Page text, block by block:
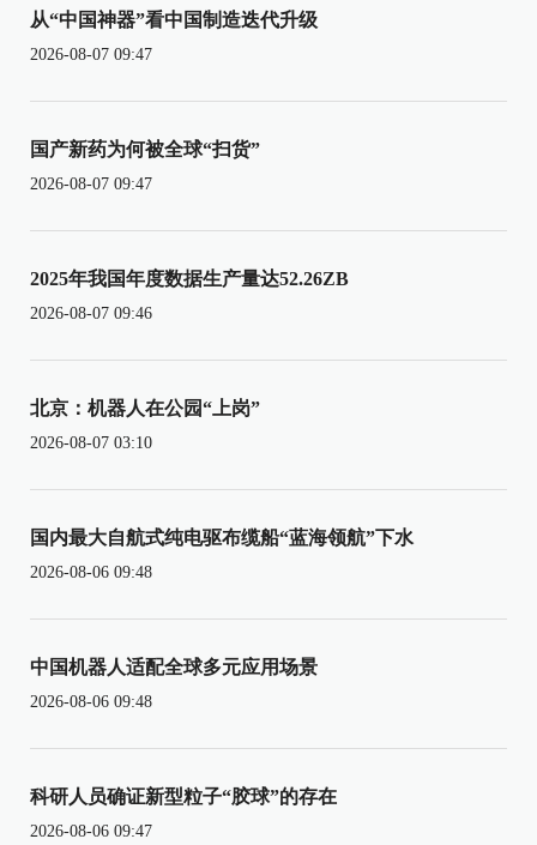
从“中国神器”看中国制造迭代升级
2026-08-07 09:47
国产新药为何被全球“扫货”
2026-08-07 09:47
2025年我国年度数据生产量达52.26ZB
2026-08-07 09:46
北京：机器人在公园“上岗”
2026-08-07 03:10
国内最大自航式纯电驱布缆船“蓝海领航”下水
2026-08-06 09:48
中国机器人适配全球多元应用场景
2026-08-06 09:48
科研人员确证新型粒子“胶球”的存在
2026-08-06 09:47